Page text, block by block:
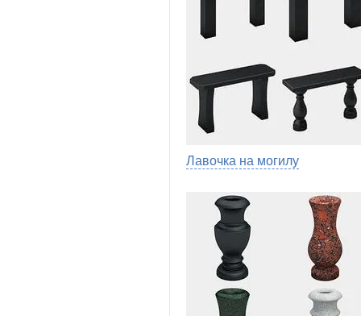
Лавочка на могилу